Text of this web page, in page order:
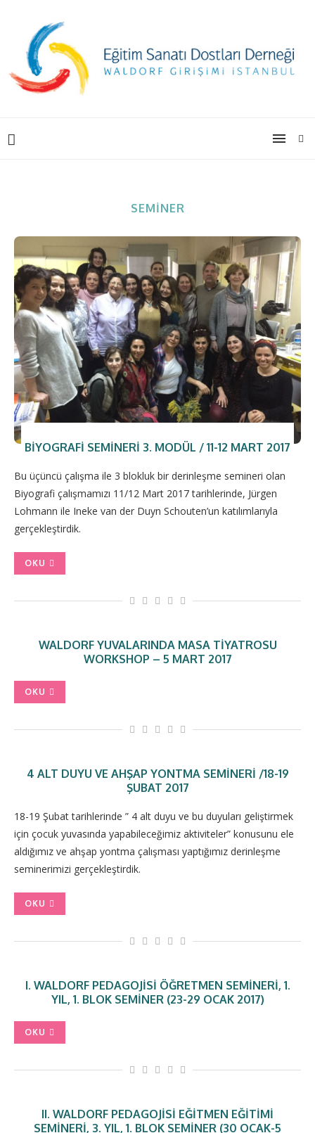
SEMINER
BIYOGRAFI SEMINERI 3. MODÜL / 11-12 MART 2017
Bu üçüncü çalışma ile 3 blokluk bir derinleşme semineri olan
Biyografi çalışmamızı 11/12 Mart 2017 tarihlerinde, Jürgen
Lohmann ile Ineke van der Duyn Schouten’un katılımlarıyla
gerçekleştirdik.
OKU
WALDORF YUVALARINDA MASA TIYATROSU
WORKSHOP – 5 MART 2017
OKU
4 ALT DUYU VE AHŞAP YONTMA SEMINERI /18-19
ŞUBAT 2017
18-19 Şubat tarihlerinde ” 4 alt duyu ve bu duyuları geliştirmek
için çocuk yuvasında yapabileceğimiz aktiviteler” konusunu ele
aldığımız ve ahşap yontma çalışması yaptığımız derinleşme
seminerimizi gerçekleştirdik.
OKU
I. WALDORF PEDAGOJISI ÖĞRETMEN SEMINERI, 1.
YIL, 1. BLOK SEMINER (23-29 OCAK 2017)
OKU
II. WALDORF PEDAGOJISI EĞITMEN EĞITIMI
SEMINERI, 3. YIL, 1. BLOK SEMINER (30 OCAK-5